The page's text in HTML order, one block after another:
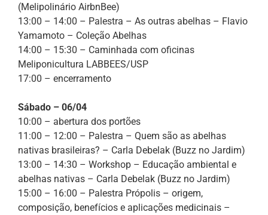
(Melipolinário AirbnBee)
13:00 – 14:00 – Palestra – As outras abelhas – Flavio
Yamamoto – Coleção Abelhas
14:00 – 15:30 – Caminhada com oficinas
Meliponicultura LABBEES/USP
17:00 – encerramento
Sábado – 06/04
10:00 – abertura dos portões
11:00 – 12:00 – Palestra – Quem são as abelhas
nativas brasileiras? – Carla Debelak (Buzz no Jardim)
13:00 – 14:30 – Workshop – Educação ambiental e
abelhas nativas – Carla Debelak (Buzz no Jardim)
15:00 – 16:00 – Palestra Própolis – origem,
composição, benefícios e aplicações medicinais –